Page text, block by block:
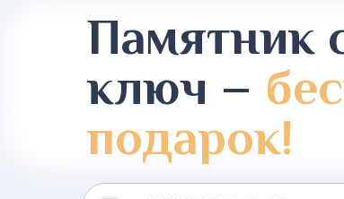
Памятник
ключ –
подарок!